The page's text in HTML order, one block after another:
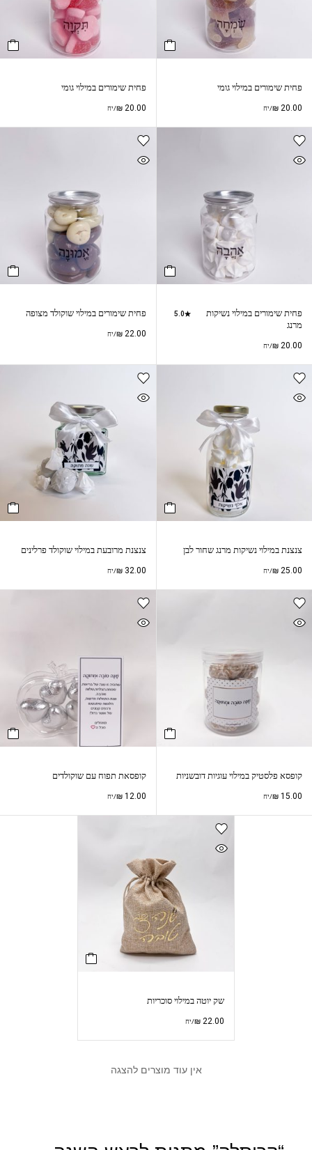
פחית שימורים במילוי גומי
₪ 20.00 /יח
פחית שימורים במילוי גומי
₪20.00 /יח
פחית שימורים במילוי נשיקות
מרנג
5.0
₪ 20.00 /יח
פחית שימורים במילוי שוקולד מצופה
₪22.00 /יח
צנצנת במילוי נשיקות מרנג שחור לבן
₪ 25.00 /יח
צנצנת מרובעת במילוי שוקולד פרלינים
₪32.00 /יח
קופסא פלסטיק במילוי עוגיות דובשניות
₪ 15.00 /יח
קופסאת תפוח עם שוקולדים
₪12.00 /יח
שק יוטה במילוי סוכריות
₪22.00 /יח
אין עוד מוצרים להצגה